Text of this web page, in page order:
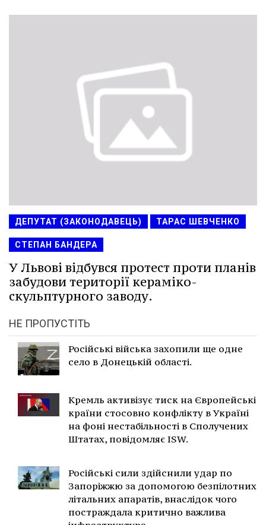
ДЕПУТАТ (ЗАКОНОДАВЕЦЬ) ТАРАС ШЕВЧЕНКО
СТЕПАН БАНДЕРА
У Львові відбувся протест проти планів
забудови території кераміко-
скульптурного заводу.
НЕ ПРОПУСТІТЬ
Російські війська захопили ще одне
село в Донецькій області.
Кремль активізує тиск на Європейські
країни стосовно конфлікту в Україні
на фоні нестабільності в Сполучених
Штатах, повідомляє ISW.
Російські сили здійснили удар по
Запоріжжю за допомогою безпілотних
літальних апаратів, внаслідок чого
постраждала критично важлива